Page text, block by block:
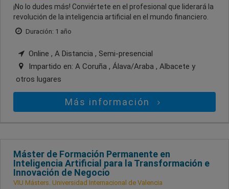
¡No lo dudes más! Conviértete en el profesional que liderará la
revolución de la inteligencia artificial en el mundo financiero.
Duración: 1 año
Online , A Distancia , Semi-presencial
Impartido en: A Coruña , Álava/Araba , Albacete y
otros lugares
Más información
Máster de Formación Permanente en
Inteligencia Artificial para la Transformación e
Innovación de Negocio
VIU Másters. Universidad Internacional de Valencia